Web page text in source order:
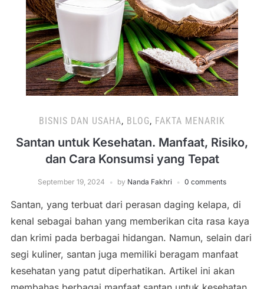
BISNIS DAN USAHA, BLOG, FAKTA MENARIK
Santan untuk Kesehatan. Manfaat, Risiko,
dan Cara Konsumsi yang Tepat
September 19, 2024 by Nanda Fakhri 0 comments
Santan, yang terbuat dari perasan daging kelapa, di
kenal sebagai bahan yang memberikan cita rasa kaya
dan krimi pada berbagai hidangan. Namun, selain dari
segi kuliner, santan juga memiliki beragam manfaat
kesehatan yang patut diperhatikan. Artikel ini akan